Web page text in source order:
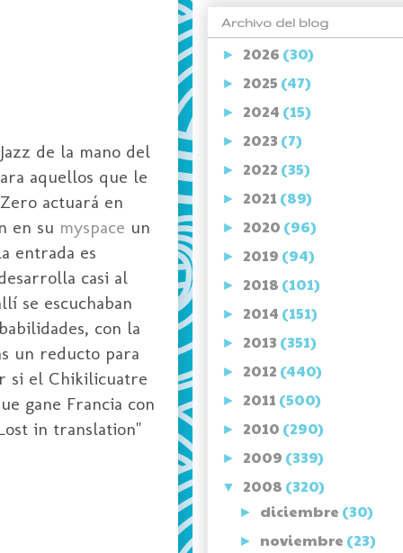
de la mano del
aquellos que le
actuará en
en su myspace un
entrada es
casi al
se escuchaban
con la
un reducto para
si el Chikilicuatre
gane Francia con
in translation"
Archivo del blog
► 2026 (30)
► 2025 (47)
► 2024 (15)
► 2023 (7)
► 2022 (35)
► 2021 (89)
► 2020 (96)
► 2019 (94)
► 2018 (101)
► 2014 (151)
► 2013 (351)
► 2012 (440)
► 2011 (500)
► 2010 (290)
► 2009 (339)
▼ 2008 (320)
► diciembre (30)
► noviembre (23)